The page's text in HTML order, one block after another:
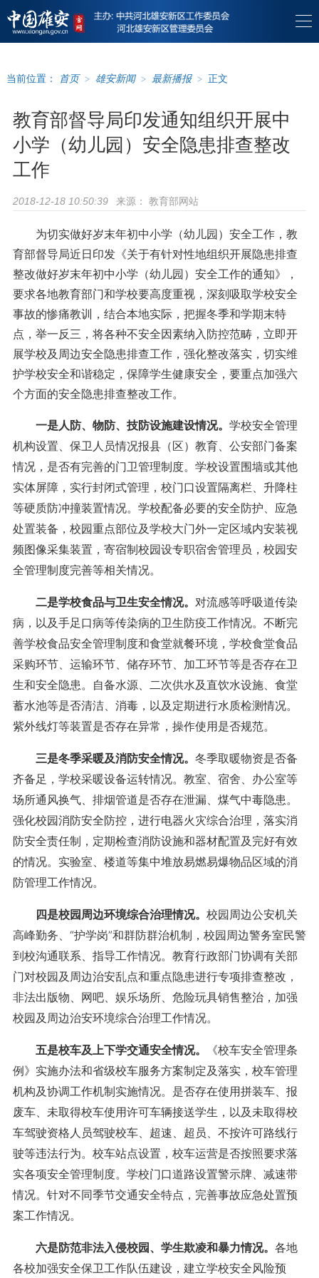
当前位置： 首页 > 雄安新闻 > 最新播报 > 正文
教育部督导局印发通知组织开展中
小学（幼儿园）安全隐患排查整改
工作
2018-12-18 10:50:39 来源： 教育部网站
为切实做好岁末年初中小学（幼儿园）安全工作，教
育部督导局近日印发《关于有针对性地组织开展隐患排查
整改做好岁末年初中小学（幼儿园）安全工作的通知》，
要求各地教育部门和学校要高度重视，深刻吸取学校安全
事故的惨痛教训，结合本地实际，把握冬季和学期末特
点，举一反三，将各种不安全因素纳入防控范畴，立即开
展学校及周边安全隐患排查工作，强化整改落实，切实维
护学校安全和谐稳定，保障学生健康安全，要重点加强六
个方面的安全隐患排查整改工作。
一是人防、物防、技防设施建设情况。 学校安全管理
机构设置、保卫人员情况报县（区）教育、公安部门备案
情况，是否有完善的门卫管理制度。学校设置围墙或其他
实体屏障，实行封闭式管理，校门口设置隔离栏、升降柱
等硬质防冲撞装置情况。学校配备必要的安全防护、应急
处置装备，校园重点部位及学校大门外一定区域内安装视
频图像采集装置，寄宿制校园设专职宿舍管理员，校园安
全管理制度完善等相关情况。
二是学校食品与卫生安全情况。 对流感等呼吸道传染
病，以及手足口病等传染病的卫生防疫工作情况。不断完
善学校食品安全管理制度和食堂就餐环境，学校食堂食品
采购环节、运输环节、储存环节、加工环节等是否存在卫
生和安全隐患。自备水源、二次供水及直饮水设施、食堂
蓄水池等是否清洁、消毒，以及定期进行水质检测情况。
紫外线灯等装置是否存在异常，操作使用是否规范。
三是冬季采暖及消防安全情况。 冬季取暖物资是否备
齐备足，学校采暖设备运转情况。教室、宿舍、办公室等
场所通风换气、排烟管道是否存在泄漏、煤气中毒隐患。
强化校园消防安全防控，进行电器火灾综合治理，落实消
防安全责任制，定期检查消防设施和器材配置及完好有效
的情况。实验室、楼道等集中堆放易燃易爆物品区域的消
防管理工作情况。
四是校园周边环境综合治理情况。 校园周边公安机关
高峰勤务、“护学岗”和群防群治机制，校园周边警务室民警
到校沟通联系、指导工作情况。教育行政部门协调有关部
门对校园及周边治安乱点和重点隐患进行专项排查整改，
非法出版物、网吧、娱乐场所、危险玩具销售整治，加强
校园及周边治安环境综合治理工作情况。
五是校车及上下学交通安全情况。
《校车安全管理条
例》实施办法和省级校车服务方案制定及落实，校车管理
机构及协调工作机制实施情况。是否存在使用拼装车、报
废车、未取得校车使用许可车辆接送学生，以及未取得校
车驾驶资格人员驾驶校车、超速、超员、不按许可路线行
驶等违法行为。校车站点设置，校车运营是否按照要求落
实各项安全管理制度。学校门口道路设置警示牌、减速带
情况。针对不同季节交通安全特点，完善事故应急处置预
案工作情况。
六是防范非法入侵校园、学生欺凌和暴力情况。 各地
各校加强安全保卫工作队伍建设，建立学校安全风险预